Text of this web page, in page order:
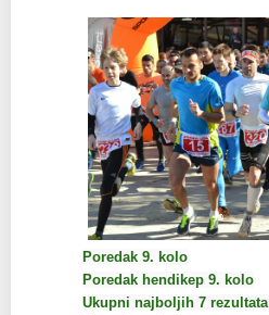
Poredak 9. kolo
Poredak hendikep 9. kolo
Ukupni najboljih 7